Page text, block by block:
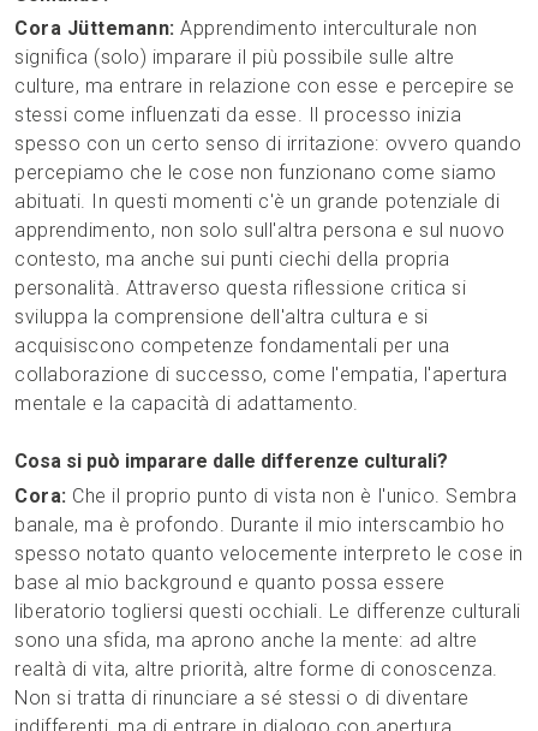
Cora Jüttemann:Apprendimento interculturale non
significa (solo) imparare il più possibile sulle altre
culture, ma entrare in relazione con esse e percepire se
stessi come influenzati da esse. Il processo inizia
spesso con un certo senso di irritazione: ovvero quando
percepiamo che le cose non funzionano come siamo
abituati. In questi momenti c'è un grande potenziale di
apprendimento, non solo sull'altra persona e sul nuovo
contesto, ma anche sui punti ciechi della propria
personalità. Attraverso questa riflessione critica si
sviluppa la comprensione dell'altra cultura e si
acquisiscono competenze fondamentali per una
collaborazione di successo, come l'empatia, l'apertura
mentale e la capacità di adattamento.
Cosa si può imparare dalle differenze culturali?
Cora: Che il proprio punto di vista non è l'unico. Sembra
banale, ma è profondo. Durante il mio interscambio ho
spesso notato quanto velocemente interpreto le cose in
base al mio background e quanto possa essere
liberatorio togliersi questi occhiali. Le differenze culturali
sono una sfida, ma aprono anche la mente: ad altre
realtà di vita, altre priorità, altre forme di conoscenza.
Non si tratta di rinunciare a sé stessi o di diventare